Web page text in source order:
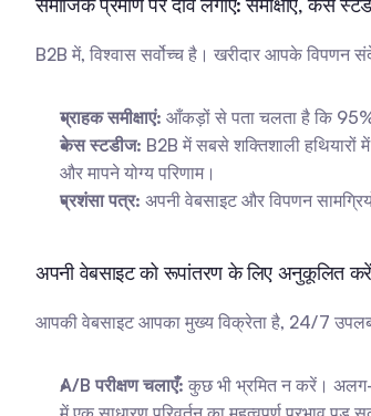
B2B में, विश्वास सर्वोच्च है। खरीदार आपके विपणन
ग्राहक समीक्षाएं: आँकड़ों से पता चलता है कि 95%
केस स्टडीज: B2B में सबसे शक्तिशाली हथियारों
और मापने योग्य परिणाम।
प्रशंसा पत्र: अपनी वेबसाइट और विपणन
अपनी वेबसाइट को रूपांतरण के लिए अनुकूलित करें
आपकी वेबसाइट आपका मुख्य विक्रेता है, 24/7
A/B परीक्षण चलाएँ: कुछ भी भ्रमित न करें।